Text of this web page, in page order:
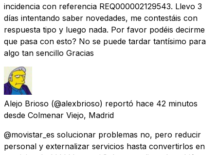
incidencia con referencia REQ000002129543. Llevo 3
días intentando saber novedades, me contestáis con
respuesta tipo y luego nada. Por favor podéis decirme
que pasa con esto? No se puede tardar tantísimo para
algo tan sencillo Gracias
Alejo Brioso (@alexbrioso) reportó hace 42 minutos
desde Colmenar Viejo, Madrid
@movistar_es solucionar problemas no, pero reducir
personal y externalizar servicios hasta convertirlos en